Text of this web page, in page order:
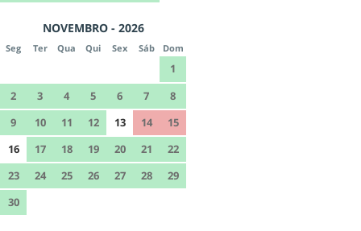
NOVEMBRO - 2026
Seg Ter Qua Qui Sex Sáb Dom
1
2
3 4 5 6 7
8
9
10 11 12 13 14
15
16
17 18 19 20 21
22
23
24 25 26 27 28
29
30